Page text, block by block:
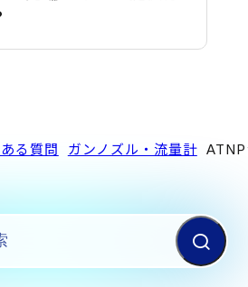
る質問 ガンノズル・流量計